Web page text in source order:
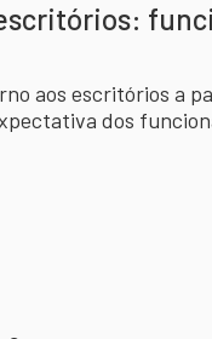
aos escritórios a
dos